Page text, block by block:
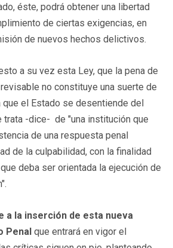
éste, podrá obtener una libertad
de ciertas exigencias, en
de nuevos hechos delictivos.
a su vez esta Ley, que la pena de
no constituye una suerte de
que el Estado se desentiende del
trata -dice- de "una institución que
de una respuesta penal
de la culpabilidad, con la finalidad
deba ser orientada la ejecución de
a la inserción de esta nueva
Penal que entrará en vigor el